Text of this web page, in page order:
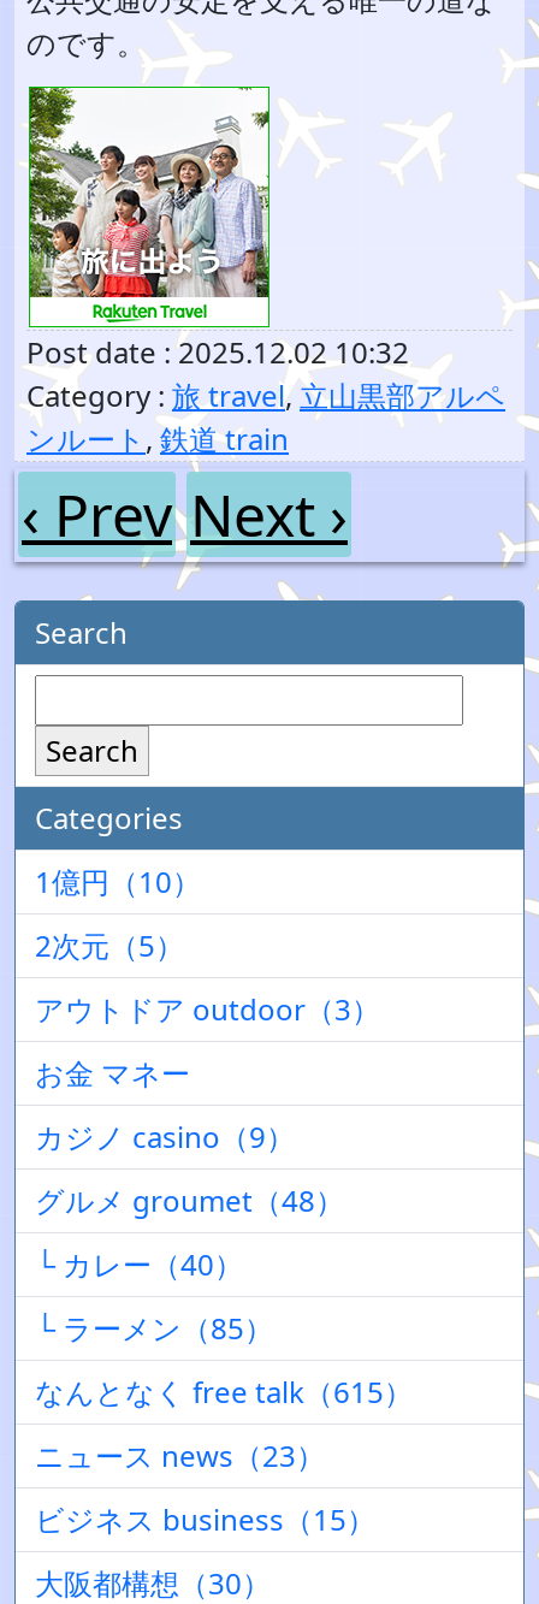
のです。
Post date : 2025.12.02 10:32
Category : 旅 travel, 立山黒部アルペ
ンルート , 鉄道 train
‹ Prev Next ›
Search
Search
Categories
1億円（10）
2次元（5）
アウトドア outdoor（3）
お金 マネー
カジノ casino（9）
グルメ groumet（48）
└ カレー（40）
└ ラーメン（85）
なんとなく free talk（615）
ニュース news（23）
ビジネス business（15）
大阪都構想（30）